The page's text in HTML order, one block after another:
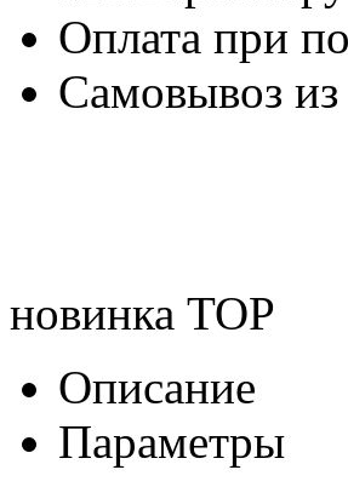
Оплата при
Самовывоз из
новинка TOP
Описание
Параметры